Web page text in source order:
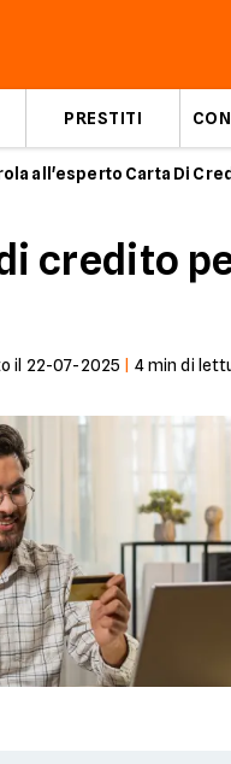
PRESTITI
all'esperto Carta Di
credito
il 22-07-2025 4min di